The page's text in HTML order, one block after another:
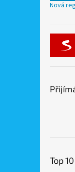
Nová
Top